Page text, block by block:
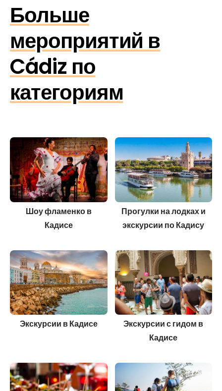
Больше
мероприятий в
Cádiz по
категориям
Шоу фламенко в
Кадисе
Прогулки на лодках и
экскурсии по Кадису
Экскурсии в Кадисе
Экскурсии с гидом в
Кадисе